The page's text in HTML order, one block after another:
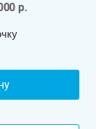
р.